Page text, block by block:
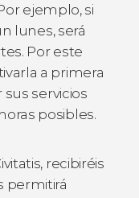
ejemplo, si
lunes, será
Por este
a primera
servicios
posibles.
recibiréis
permitirá